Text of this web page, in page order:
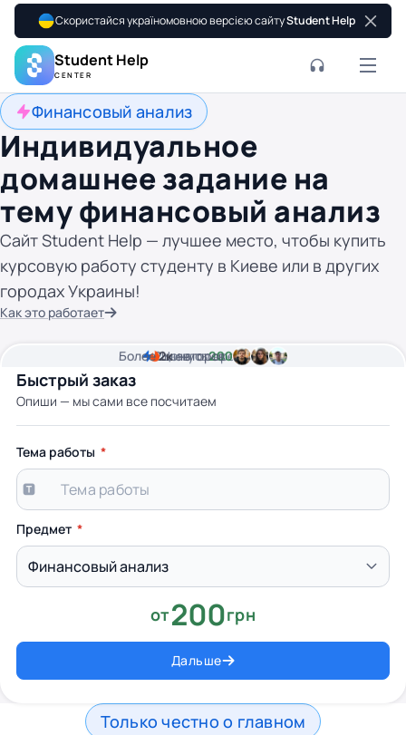
Скористайся україномовною версією сайтуStudent Help
Student Help
CENTER
Финансовый анализ
Индивидуальное
домашнее задание на
тему финансовый анализ
Сайт Student Help — лучшее место, чтобы купить
курсовую работу студенту в Киеве или в других
городах Украины!
Как это работает
Быстрый заказ
Опиши — мы сами все посчитаем
2минуты времени
Цена от200 грн
Более2кавторов
Тема работы
Предмет
от200грн
Дальше
Только честно о главном